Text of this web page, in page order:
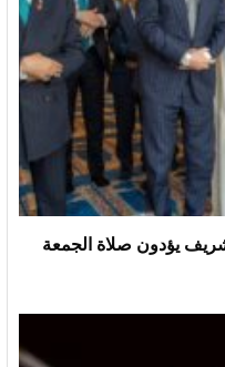
يؤدون صلاة الجمعة